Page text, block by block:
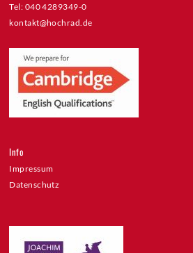
Tel: 040 4289349-0
kontakt@hochrad.de
Info
Impressum
Datenschutz